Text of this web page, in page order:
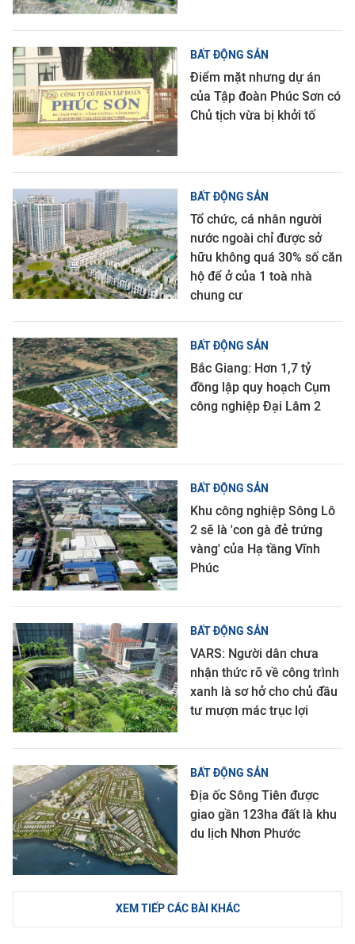
BẤT ĐỘNG SẢN
Điểm mặt nhưng dự án
của Tập đoàn Phúc Sơn có
Chủ tịch vừa bị khởi tố
BẤT ĐỘNG SẢN
Tổ chức, cá nhân người
nước ngoài chỉ được sở
hữu không quá 30% số căn
hộ để ở của 1 toà nhà
chung cư
BẤT ĐỘNG SẢN
Bắc Giang: Hơn 1,7 tỷ
đồng lập quy hoạch Cụm
công nghiệp Đại Lâm 2
BẤT ĐỘNG SẢN
Khu công nghiệp Sông Lô
2 sẽ là 'con gà đẻ trứng
vàng' của Hạ tầng Vĩnh
Phúc
BẤT ĐỘNG SẢN
VARS: Người dân chưa
nhận thức rõ về công trình
xanh là sơ hở cho chủ đầu
tư mượn mác trục lợi
BẤT ĐỘNG SẢN
Địa ốc Sông Tiên được
giao gần 123ha đất là khu
du lịch Nhơn Phước
XEM TIẾP CÁC BÀI KHÁC